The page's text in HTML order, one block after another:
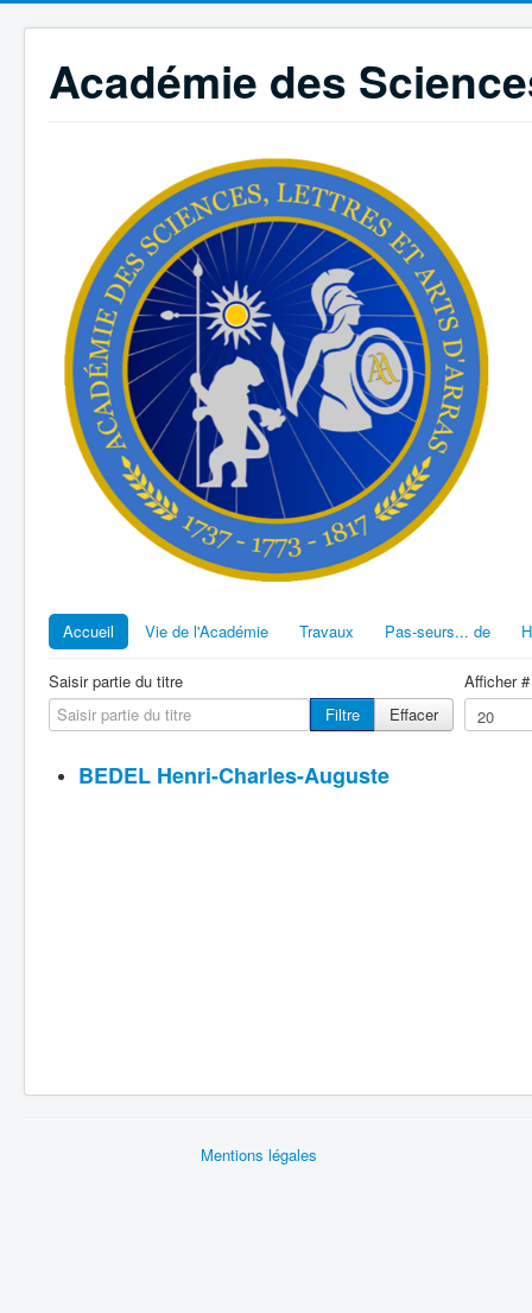
Académie des
Accueil Vie de l'Académie Travaux Pas-seurs... de
Saisir partie du titre
Filtre
Effacer
Afficher #
BEDEL Henri-Charles-Auguste
Mentions légales